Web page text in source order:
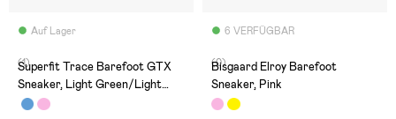
Auf Lager
(1)
Superfit Trace Barefoot GTX
Sneaker, Light Green/Light
Grey
6 VERFÜGBAR
(0)
Bisgaard Elroy Barefoot
Sneaker, Pink